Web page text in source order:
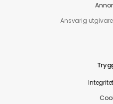
Ansvarig